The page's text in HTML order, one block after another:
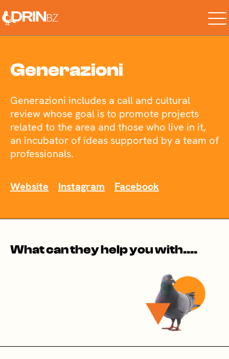
Generazioni
Generazioni includes a call and cultural
review whose goal is to promote projects
related to the area and those who live in it,
an incubator of ideas supported by a team of
professionals.
Website Instagram Facebook
What can they help you with....